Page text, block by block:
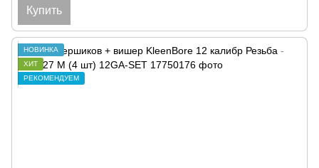
Купить
НОВИНКА
ХИТ
РЕКОМЕНДУЕМ